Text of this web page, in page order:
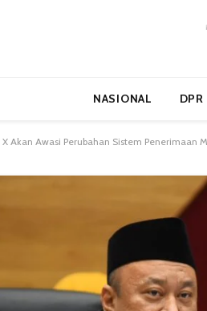
NASIONAL DPR
X Akan Awasi Perubahan Sistem Penerimaan